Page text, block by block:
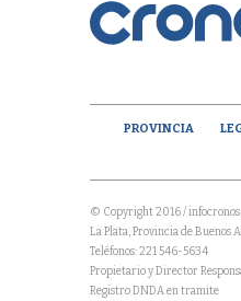
PROVINCIA
© Copyright 2016 /
La Plata, Provincia de Buenos
Teléfonos: 221 546-5634
Propietario y Director
Registro DNDA en tramite